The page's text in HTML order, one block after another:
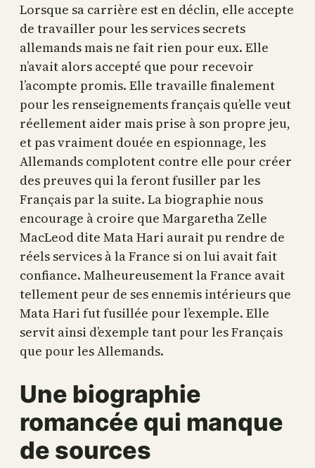
Lorsque sa carrière est en déclin, elle accepte
de travailler pour les services secrets
allemands mais ne fait rien pour eux. Elle
n’avait alors accepté que pour recevoir
l’acompte promis. Elle travaille finalement
pour les renseignements français qu’elle veut
réellement aider mais prise à son propre jeu,
et pas vraiment douée en espionnage, les
Allemands complotent contre elle pour créer
des preuves qui la feront fusiller par les
Français par la suite. La biographie nous
encourage à croire que Margaretha Zelle
MacLeod dite Mata Hari aurait pu rendre de
réels services à la France si on lui avait fait
confiance. Malheureusement la France avait
tellement peur de ses ennemis intérieurs que
Mata Hari fut fusillée pour l’exemple. Elle
servit ainsi d’exemple tant pour les Français
que pour les Allemands.
Une biographie
romancée qui manque
de sources